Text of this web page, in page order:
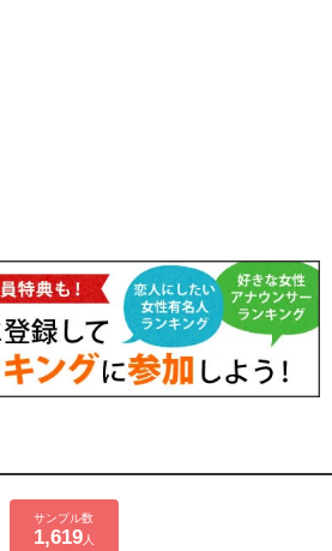
サンプル数
1,619人